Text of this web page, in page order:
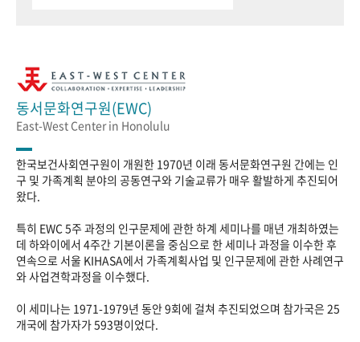
동서문화연구원(EWC)
East-West Center in Honolulu
한국보건사회연구원이 개원한 1970년 이래 동서문화연구원 간에는 인
구 및 가족계획 분야의 공동연구와 기술교류가 매우 활발하게 추진되어
왔다.
특히 EWC 5주 과정의 인구문제에 관한 하계 세미나를 매년 개최하였는
데 하와이에서 4주간 기본이론을 중심으로 한 세미나 과정을 이수한 후
연속으로 서울 KIHASA에서 가족계획사업 및 인구문제에 관한 사례연구
와 사업견학과정을 이수했다.
이 세미나는 1971-1979년 동안 9회에 걸쳐 추진되었으며 참가국은 25
개국에 참가자가 593명이었다.